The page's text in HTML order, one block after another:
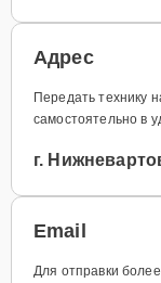
Адрес
Передать технику
самостоятельно в
г.
Email
Для отправки